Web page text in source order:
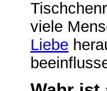
viele
Liebe